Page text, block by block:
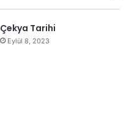
Çekya Tarihi
Eylül 8, 2023